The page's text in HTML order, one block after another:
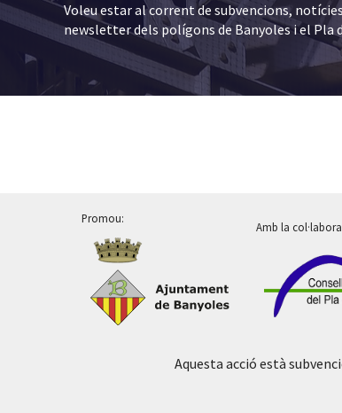
Voleu estar al corrent de subvencions,
newsletter dels polígons de Banyoles i el Pla
Promou:
Amb la
Aquesta acció està